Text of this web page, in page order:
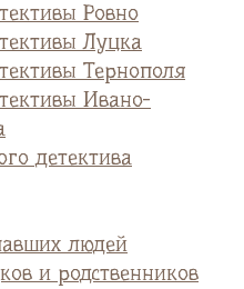
Ровно
Луцка
Тернополя
Ивано-
детектива
людей
и родственников